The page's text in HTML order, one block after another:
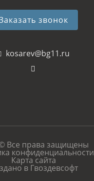
звонок
kosarev@bg11.ru
Все права защищены
конфиденциальности
Карта сайта
в Гвоздевсофт